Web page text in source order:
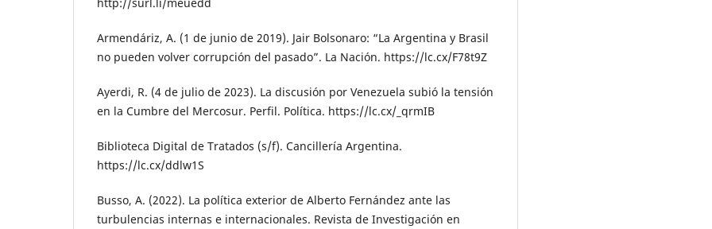
Armendáriz, A. (1 de junio de 2019). Jair Bolsonaro: “La Argentina y Brasil
no pueden volver corrupción del pasado”. La Nación. https://lc.cx/F78t9Z
Ayerdi, R. (4 de julio de 2023). La discusión por Venezuela subió la tensión
en la Cumbre del Mercosur. Perfil. Política. https://lc.cx/_qrmIB
Biblioteca Digital de Tratados (s/f). Cancillería Argentina.
https://lc.cx/ddlw1S
Busso, A. (2022). La política exterior de Alberto Fernández ante las
turbulencias internas e internacionales. Revista de Investigación en